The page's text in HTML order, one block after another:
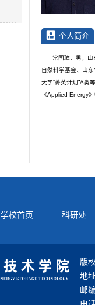
个人简介
常国璋，男，
自然科学基金、山
大学“菁英计划”A类
《Applied Energy
学校首页 科研处
版
地
邮